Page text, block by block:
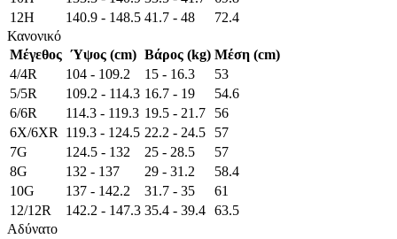
12H
140.9 - 148.5 41.7 - 48
72.4
Κανονικό
Μέγεθος Ύψος (cm) Βάρος (kg) Μέση (cm)
4/4R
104 - 109.2 15 - 16.3
53
5/5R
109.2 - 114.3 16.7 - 19
54.6
6/6R
114.3 - 119.3 19.5 - 21.7
56
6X/6XR
119.3 - 124.5 22.2 - 24.5
57
7G
124.5 - 132 25 - 28.5
57
8G
132 - 137 29 - 31.2
58.4
10G
137 - 142.2 31.7 - 35
61
12/12R
142.2 - 147.3 35.4 - 39.4 63.5
Αδύνατο